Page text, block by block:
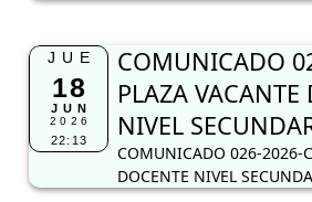
JUE
18
JUN
2026
22:13
COMUNICADO
PLAZA VACANTE
NIVEL
COMUNICADO 026-2026-
DOCENTE NIVEL